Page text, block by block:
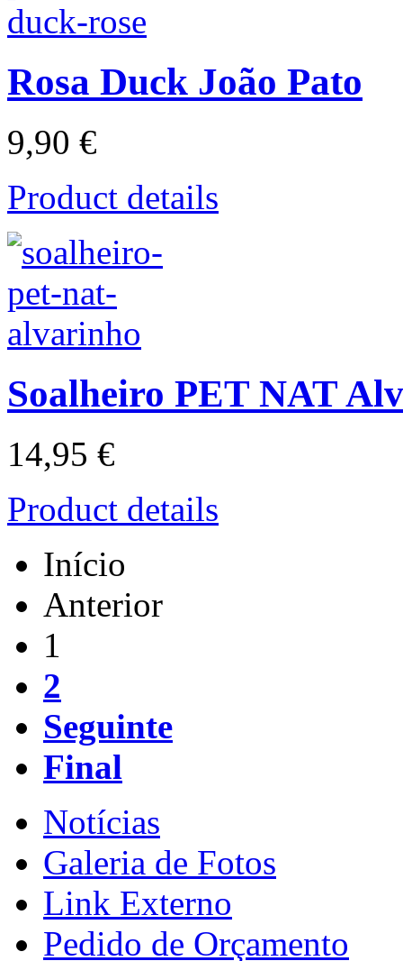
Rosa Duck João Pato
9,90 €
Product details
Soalheiro PET NAT
14,95 €
Product details
Início
Anterior
1
2
Seguinte
Final
Notícias
Galeria de Fotos
Link Externo
Pedido de Orçamento